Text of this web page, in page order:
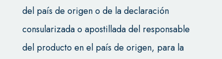
del país de origen o de la declaración
consularizada o apostillada del responsable
del producto en el país de origen, para la